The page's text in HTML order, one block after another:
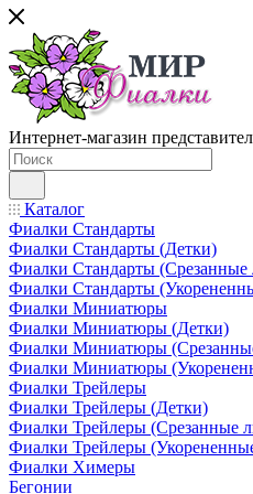
Интернет-магазин
Каталог
Фиалки Стандарты
Фиалки Стандарты (Детки)
Фиалки Стандарты (Срезанные
Фиалки Стандарты
Фиалки Миниатюры
Фиалки Миниатюры (Детки)
Фиалки Миниатюры
Фиалки Миниатюры
Фиалки Трейлеры
Фиалки Трейлеры (Детки)
Фиалки Трейлеры (Срезанные
Фиалки Трейлеры
Фиалки Химеры
Бегонии